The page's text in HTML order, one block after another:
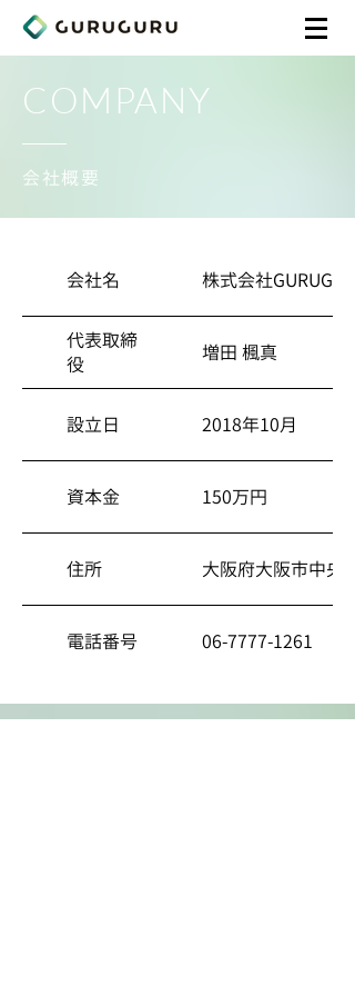
COMPANY
会社概要
会社名 株式会社GURUGURU
代表取締
役
増田 楓真
設立日 2018年10月
資本金 150万円
住所 大阪府大阪市中央
電話番号 06-7777-1261